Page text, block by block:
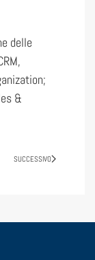
delle
&
SUCCESSIVO